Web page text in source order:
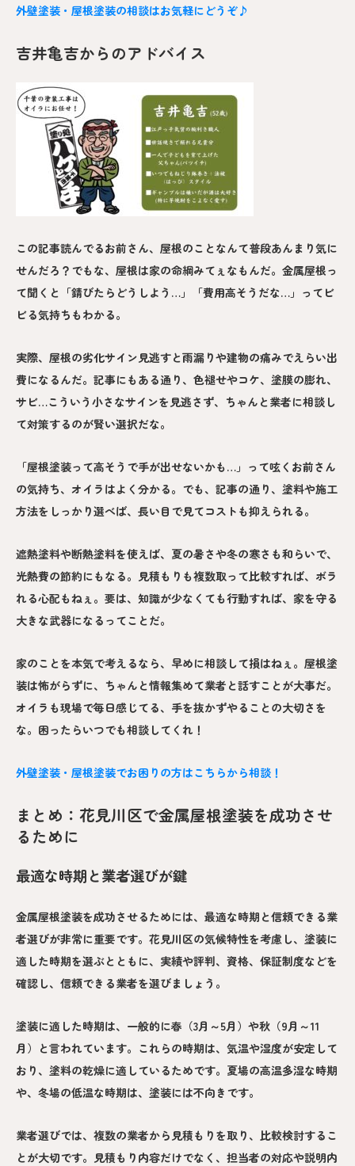
外壁塗装・屋根塗装の相談はお気軽にどうぞ♪
吉井亀吉からのアドバイス
この記事読んでるお前さん、屋根のことなんて普段あんまり気に
せんだろ？でもな、屋根は家の命綱みてぇなもんだ。金属屋根っ
て聞くと「錆びたらどうしよう…」「費用高そうだな…」ってビ
ビる気持ちもわかる。
実際、屋根の劣化サイン見逃すと雨漏りや建物の痛みでえらい出
費になるんだ。記事にもある通り、色褪せやコケ、塗膜の膨れ、
サビ…こういう小さなサインを見逃さず、ちゃんと業者に相談し
て対策するのが賢い選択だな。
「屋根塗装って高そうで手が出せないかも…」って呟くお前さん
の気持ち、オイラはよく分かる。でも、記事の通り、塗料や施工
方法をしっかり選べば、長い目で見てコストも抑えられる。
遮熱塗料や断熱塗料を使えば、夏の暑さや冬の寒さも和らいで、
光熱費の節約にもなる。見積もりも複数取って比較すれば、ボラ
れる心配もねぇ。要は、知識が少なくても行動すれば、家を守る
大きな武器になるってことだ。
家のことを本気で考えるなら、早めに相談して損はねぇ。屋根塗
装は怖がらずに、ちゃんと情報集めて業者と話すことが大事だ。
オイラも現場で毎日感じてる、手を抜かずやることの大切さを
な。困ったらいつでも相談してくれ！
外壁塗装・屋根塗装でお困りの方はこちらから相談！
まとめ：花見川区で金属屋根塗装を成功させ
るために
最適な時期と業者選びが鍵
金属屋根塗装を成功させるためには、最適な時期と信頼できる業
者選びが非常に重要です。花見川区の気候特性を考慮し、塗装に
適した時期を選ぶとともに、実績や評判、資格、保証制度などを
確認し、信頼できる業者を選びましょう。
塗装に適した時期は、一般的に春（3月～5月）や秋（9月～11
月）と言われています。これらの時期は、気温や湿度が安定して
おり、塗料の乾燥に適しているためです。夏場の高温多湿な時期
や、冬場の低温な時期は、塗装には不向きです。
業者選びでは、複数の業者から見積もりを取り、比較検討するこ
とが大切です。見積もり内容だけでなく、担当者の対応や説明内